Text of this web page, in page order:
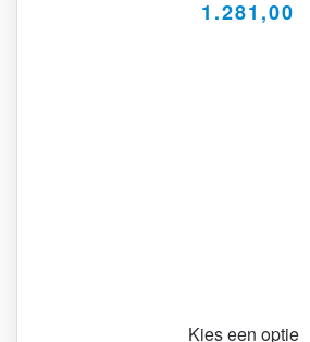
1.281,00
Kies een optie